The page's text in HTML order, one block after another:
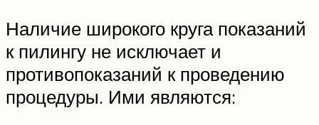
Наличие широкого круга показаний
к пилингу не исключает и
противопоказаний к проведению
процедуры. Ими являются: